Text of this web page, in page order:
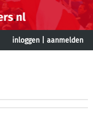
inloggen aanmelden